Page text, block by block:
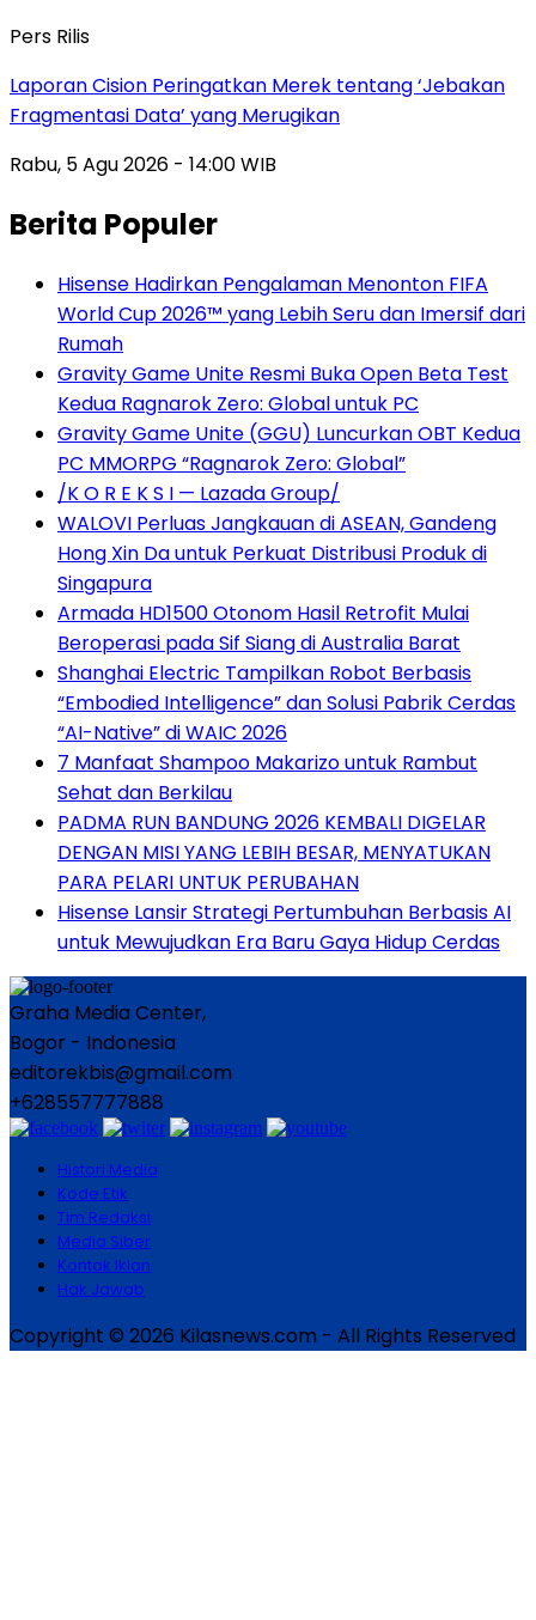
Pers Rilis
Laporan Cision Peringatkan Merek tentang ‘Jebakan
Fragmentasi Data’ yang Merugikan
Rabu, 5 Agu 2026 - 14:00 WIB
Berita Populer
Hisense Hadirkan Pengalaman Menonton FIFA
World Cup 2026™ yang Lebih Seru dan Imersif dari
Rumah
Gravity Game Unite Resmi Buka Open Beta Test
Kedua Ragnarok Zero: Global untuk PC
Gravity Game Unite (GGU) Luncurkan OBT Kedua
PC MMORPG “Ragnarok Zero: Global”
/K O R E K S I — Lazada Group/
WALOVI Perluas Jangkauan di ASEAN, Gandeng
Hong Xin Da untuk Perkuat Distribusi Produk di
Singapura
Armada HD1500 Otonom Hasil Retrofit Mulai
Beroperasi pada Sif Siang di Australia Barat
Shanghai Electric Tampilkan Robot Berbasis
“Embodied Intelligence” dan Solusi Pabrik Cerdas
“AI-Native” di WAIC 2026
7 Manfaat Shampoo Makarizo untuk Rambut
Sehat dan Berkilau
PADMA RUN BANDUNG 2026 KEMBALI DIGELAR
DENGAN MISI YANG LEBIH BESAR, MENYATUKAN
PARA PELARI UNTUK PERUBAHAN
Hisense Lansir Strategi Pertumbuhan Berbasis AI
untuk Mewujudkan Era Baru Gaya Hidup Cerdas
Graha Media Center,
Bogor - Indonesia
editorekbis@gmail.com
+628557777888
Histori Media
Kode Etik
Tim Redaksi
Media Siber
Kontak Iklan
Hak Jawab
Copyright © 2026 Kilasnews.com - All Rights Reserved